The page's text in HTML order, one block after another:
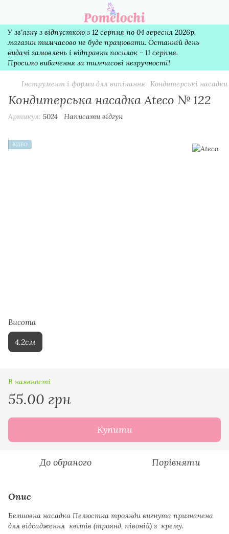
У зв'язку з відпусткою з 12 серпня по 04 вересня 2026р.
магазин тимчасово не буде працювати. Останній день
видачі замовлень і відправки посилок - 11 серпня.
Просимо вибачення за тимчасові незручності!
Інструмент і форми для випікання Кондитерські насадки
Кондитерська насадка Ateco № 122
Артикул: 5024 Написати відгук
ВІДЕО
Висота
4.2см
В наявності
55.00 грн
Купити
До обраного Порівняти
Опис
Безшовна насадка Пелюстка троянди вигнута призначена
для відсадження квітів (троянд, півоній) з крему.